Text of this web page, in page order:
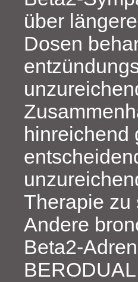
über
Dosen
hinreichend
Therapie zu
Andere